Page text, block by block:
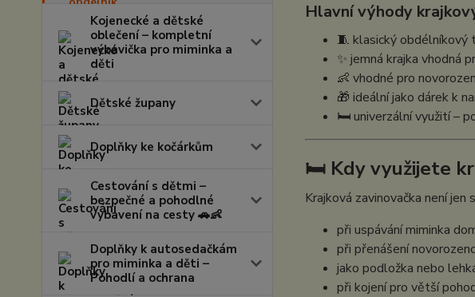
Kojenecké a dětské
oblečení – kompletní
výbavička pro miminka a
děti
Dětské župany
Doplňky ke kočárkům
Cestování s dětmi –
bezpečné a pohodlné
vybavení na cesty 🚗👶
Doplňky k autosedačkám
pro miminka a děti –
Pohodlí a ochrana
Hlavní výhody
🧵 klasický obdélníkový
✨ jemná krajka vhodná
👶 vhodné pro
🎁 ideální jako dárek k
🛏️ univerzální využití –
🛏️ Kdy využijete
Krajková zavinovačka není
při uspávání miminka
při přenášení
jako podložka nebo
při kojení pro větší